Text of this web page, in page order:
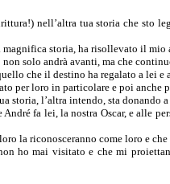
nell’altra tua storia che sto
storia, ha risollevato il
solo andrà avanti, ma che
che il destino ha regalato a lei e
per loro in particolare e poi anche
storia, l’altra intendo, sta donando a
fa lei, la nostra Oscar, e alle
la riconosceranno come loro e
ho mai visitato e che mi